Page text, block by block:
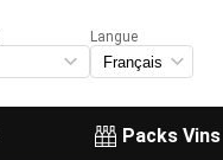
Packs Vins
Langue